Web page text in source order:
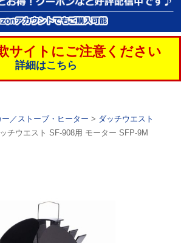
サイトにご注意ください
詳細はこちら
ー／ストーブ・ヒーター > ダッチウエスト
チウエスト SF-908用 モーター SFP-9M